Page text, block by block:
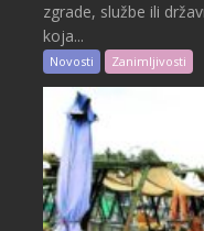
zgrade, službe ili
koja...
Novosti Zanimljivosti